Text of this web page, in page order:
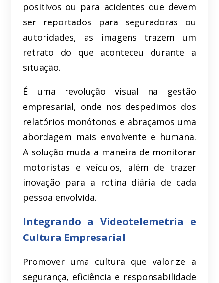
positivos ou para acidentes que devem
ser reportados para seguradoras ou
autoridades, as imagens trazem um
retrato do que aconteceu durante a
situação.
É uma revolução visual na gestão
empresarial, onde nos despedimos dos
relatórios monótonos e abraçamos uma
abordagem mais envolvente e humana.
A solução muda a maneira de monitorar
motoristas e veículos, além de trazer
inovação para a rotina diária de cada
pessoa envolvida.
Integrando a Videotelemetria e
Cultura Empresarial
Promover uma cultura que valorize a
segurança, eficiência e responsabilidade